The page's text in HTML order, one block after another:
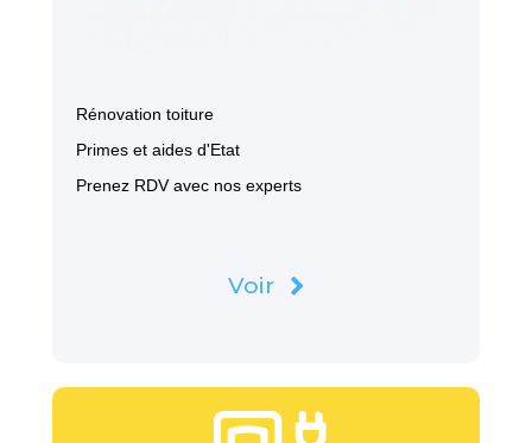
Rénovation toiture
Primes et aides d'Etat
Prenez RDV avec nos experts
Voir